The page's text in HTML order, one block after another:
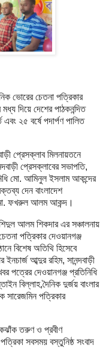
ভোরের চেতনা প‌ত্রিকার
মধ্য দিয়ে দেশের পাঠকনন্দিত
২৫ বর্ষে পদার্পণ পালিত
প্রেসক্লাব মিলনায়তনে
প্রেসক্লাবের সভাপতি,
মো. আমিনুল ইসলাম আকন্দের
দেন বাংলাদেশ
মো. ফখরুল আলম আকন্দ।
আলম শিকদার এর সঞ্চালনায়
পত্রিকার দেওয়ানগঞ্জ
বিশেষ অতিথি হিসেবে
আব্দুর রহিম, সানন্দবাড়ী
পত্রের দেওয়ানগঞ্জ প্রতিনিধি
বিল্লাহ,দৈনিক দুর্জয় বাংলার
সারেজমিন পত্রিকার
তরুণ ও প্রবীণ
সবসময় বস্তুনিষ্ঠ সংবাদ